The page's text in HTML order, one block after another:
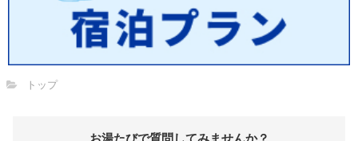
トップ
お湯たびで質問してみませんか？